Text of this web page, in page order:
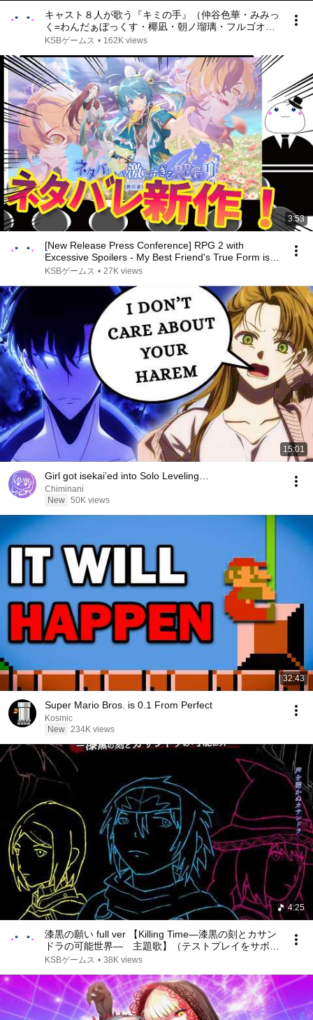
キャスト８人が歌う『キミの手』（仲谷色華・みみっ
く=わんだぁぼっくす・椰凪・朝ノ瑠璃・フルゴオ
リ・鳴深・小湊ミチル・惑星のねこ）
KSBゲームス • 162K views
3:53
[New Release Press Conference] RPG 2 with
Excessive Spoilers - My Best Friend's True Form is
the ...
KSBゲームス • 27K views
15:01
Girl got isekai’ed into Solo Leveling…
Chiminani
New 50K views
32:43
Super Mario Bros. is 0.1 From Perfect
Kosmic
New 234K views
4:25
漆黒の願い full ver 【Killing Time―漆黒の刻とカサン
ドラの可能世界― 主題歌】（テストプレイをサボり
すぎたＲＰＧ）
KSBゲームス • 38K views